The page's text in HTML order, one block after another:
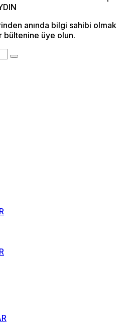
anında bilgi sahibi olmak
bültenine üye olun.